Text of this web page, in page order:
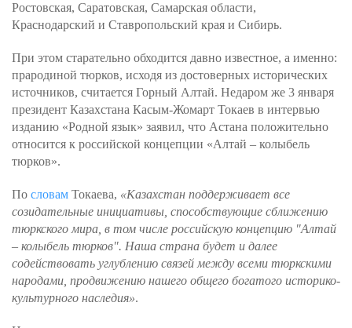
Ростовская, Саратовская, Самарская области,
Краснодарский и Ставропольский края и Сибирь.
При этом старательно обходится давно известное, а именно:
прародиной тюрков, исходя из достоверных исторических
источников, считается Горный Алтай. Недаром же 3 января
президент Казахстана Касым-Жомарт Токаев в интервью
изданию «Родной язык» заявил, что Астана положительно
относится к российской концепции «Алтай – колыбель
тюрков».
По словам Токаева, «Казахстан поддерживает все
созидательные инициативы, способствующие сближению
тюркского мира, в том числе российскую концепцию "Алтай
– колыбель тюрков". Наша страна будет и далее
содействовать углублению связей между всеми тюркскими
народами, продвижению нашего общего богатого историко-
культурного наследия».